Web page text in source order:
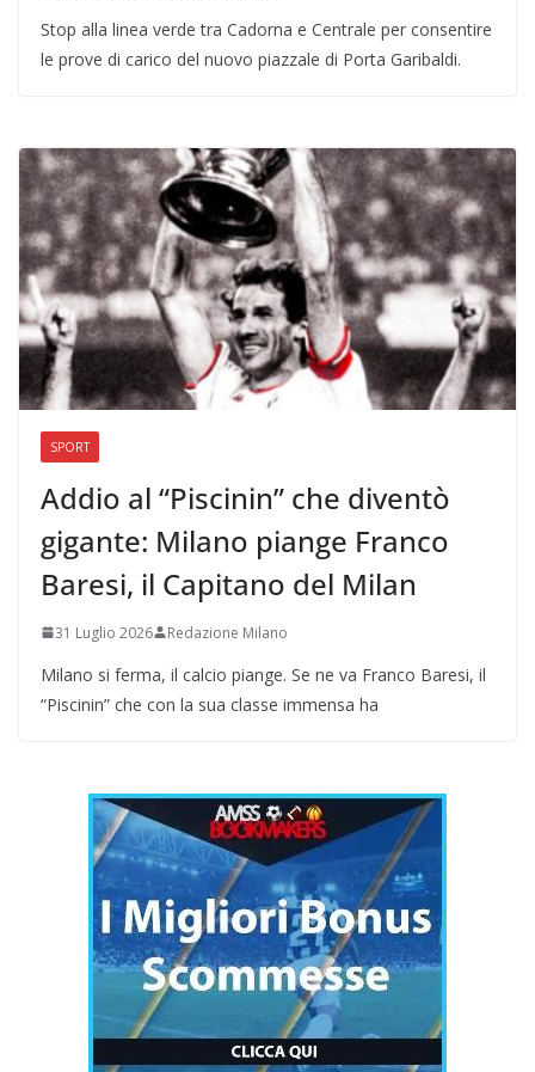
Stop alla linea verde tra Cadorna e Centrale per consentire
le prove di carico del nuovo piazzale di Porta Garibaldi.
SPORT
Addio al “Piscinin” che diventò
gigante: Milano piange Franco
Baresi, il Capitano del Milan
31 Luglio 2026 Redazione Milano
Milano si ferma, il calcio piange. Se ne va Franco Baresi, il
“Piscinin” che con la sua classe immensa ha